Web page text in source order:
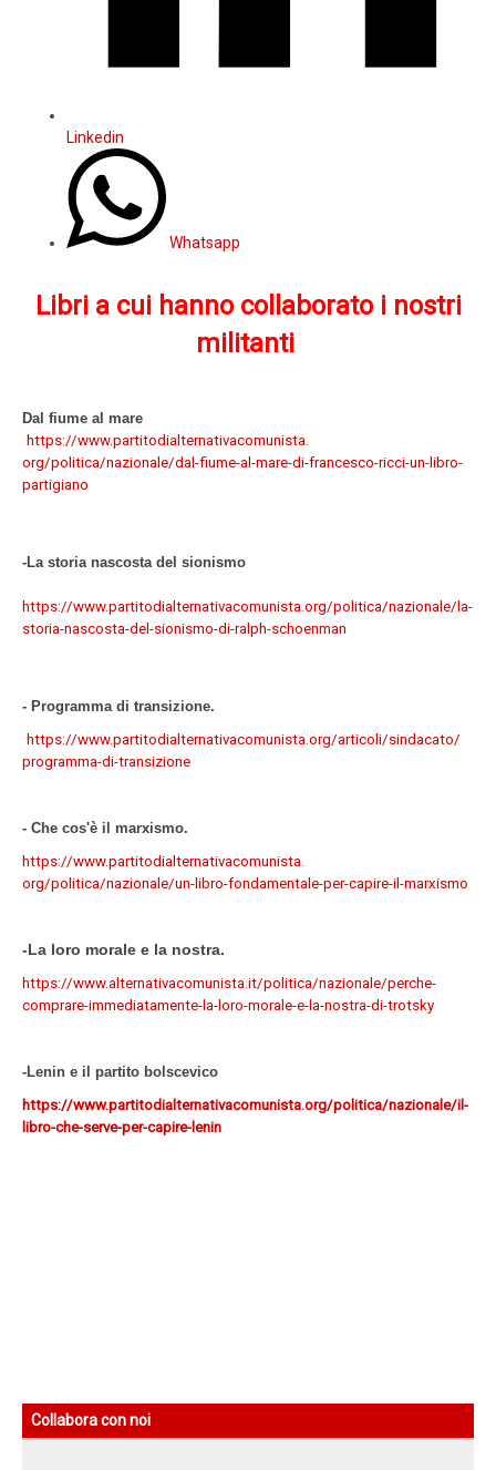
Linkedin
Whatsapp
Libri a cui hanno collaborato i nostri
militanti
Dal fiume al mare
https://www.partitodialternativacomunista.
org/politica/nazionale/dal-fiume-al-mare-di-francesco-ricci-un-libro-
partigiano
-La storia nascosta del sionismo
https://www.partitodialternativacomunista. org/politica/nazionale/la-
storia-nascosta-del-sionismo-di-ralph-schoenman
- Programma di transizione.
https://www.partitodialternativacomunista. org/articoli/sindacato/
programma-di-transizione
- Che cos'è il marxismo.
https://www.partitodialternativacomunista.
org/politica/nazionale/un-libro-fondamentale-per-capire-il-marxismo
-La loro morale e la nostra.
https://www.alternativacomunista.it/politica/nazionale/perche-
comprare-immediatamente-la-loro-morale-e-la-nostra-di-trotsky
-Lenin e il partito bolscevico
https://www.partitodialternativacomunista.org/politica/nazionale/il-
libro-che-serve-per-capire-lenin
Collabora con noi